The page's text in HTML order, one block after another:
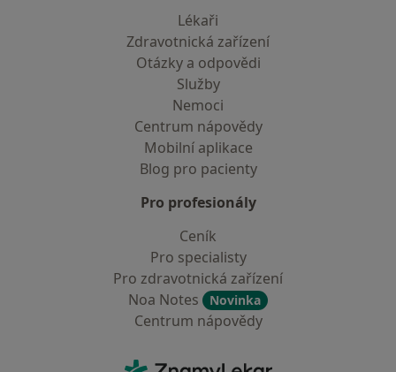
Lékaři
Zdravotnická zařízení
Otázky a odpovědi
Služby
Nemoci
Centrum nápovědy
Mobilní aplikace
Blog pro pacienty
Pro profesionály
Ceník
Pro specialisty
Pro zdravotnická zařízení
Noa Notes
Novinka
Centrum nápovědy
ZnamyLekar - Hlavní stránka